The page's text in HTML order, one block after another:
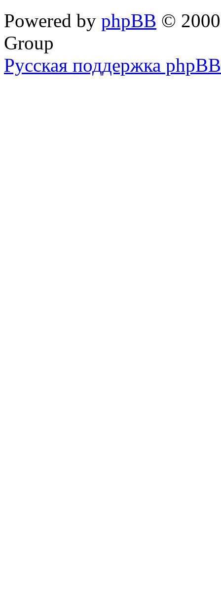
Powered by phpBB ©
Group
Русская поддержка phpBB